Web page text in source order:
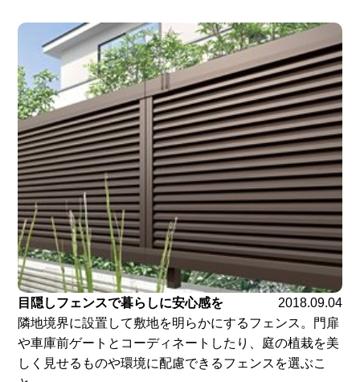
目隠しフェンスで暮らしに安心感を
2018.09.04
隣地境界に設置して敷地を明らかにするフェンス。門扉
や車庫前ゲートとコーディネートしたり、庭の植栽を美
しく見せるものや環境に配慮できるフェンスを選ぶこ